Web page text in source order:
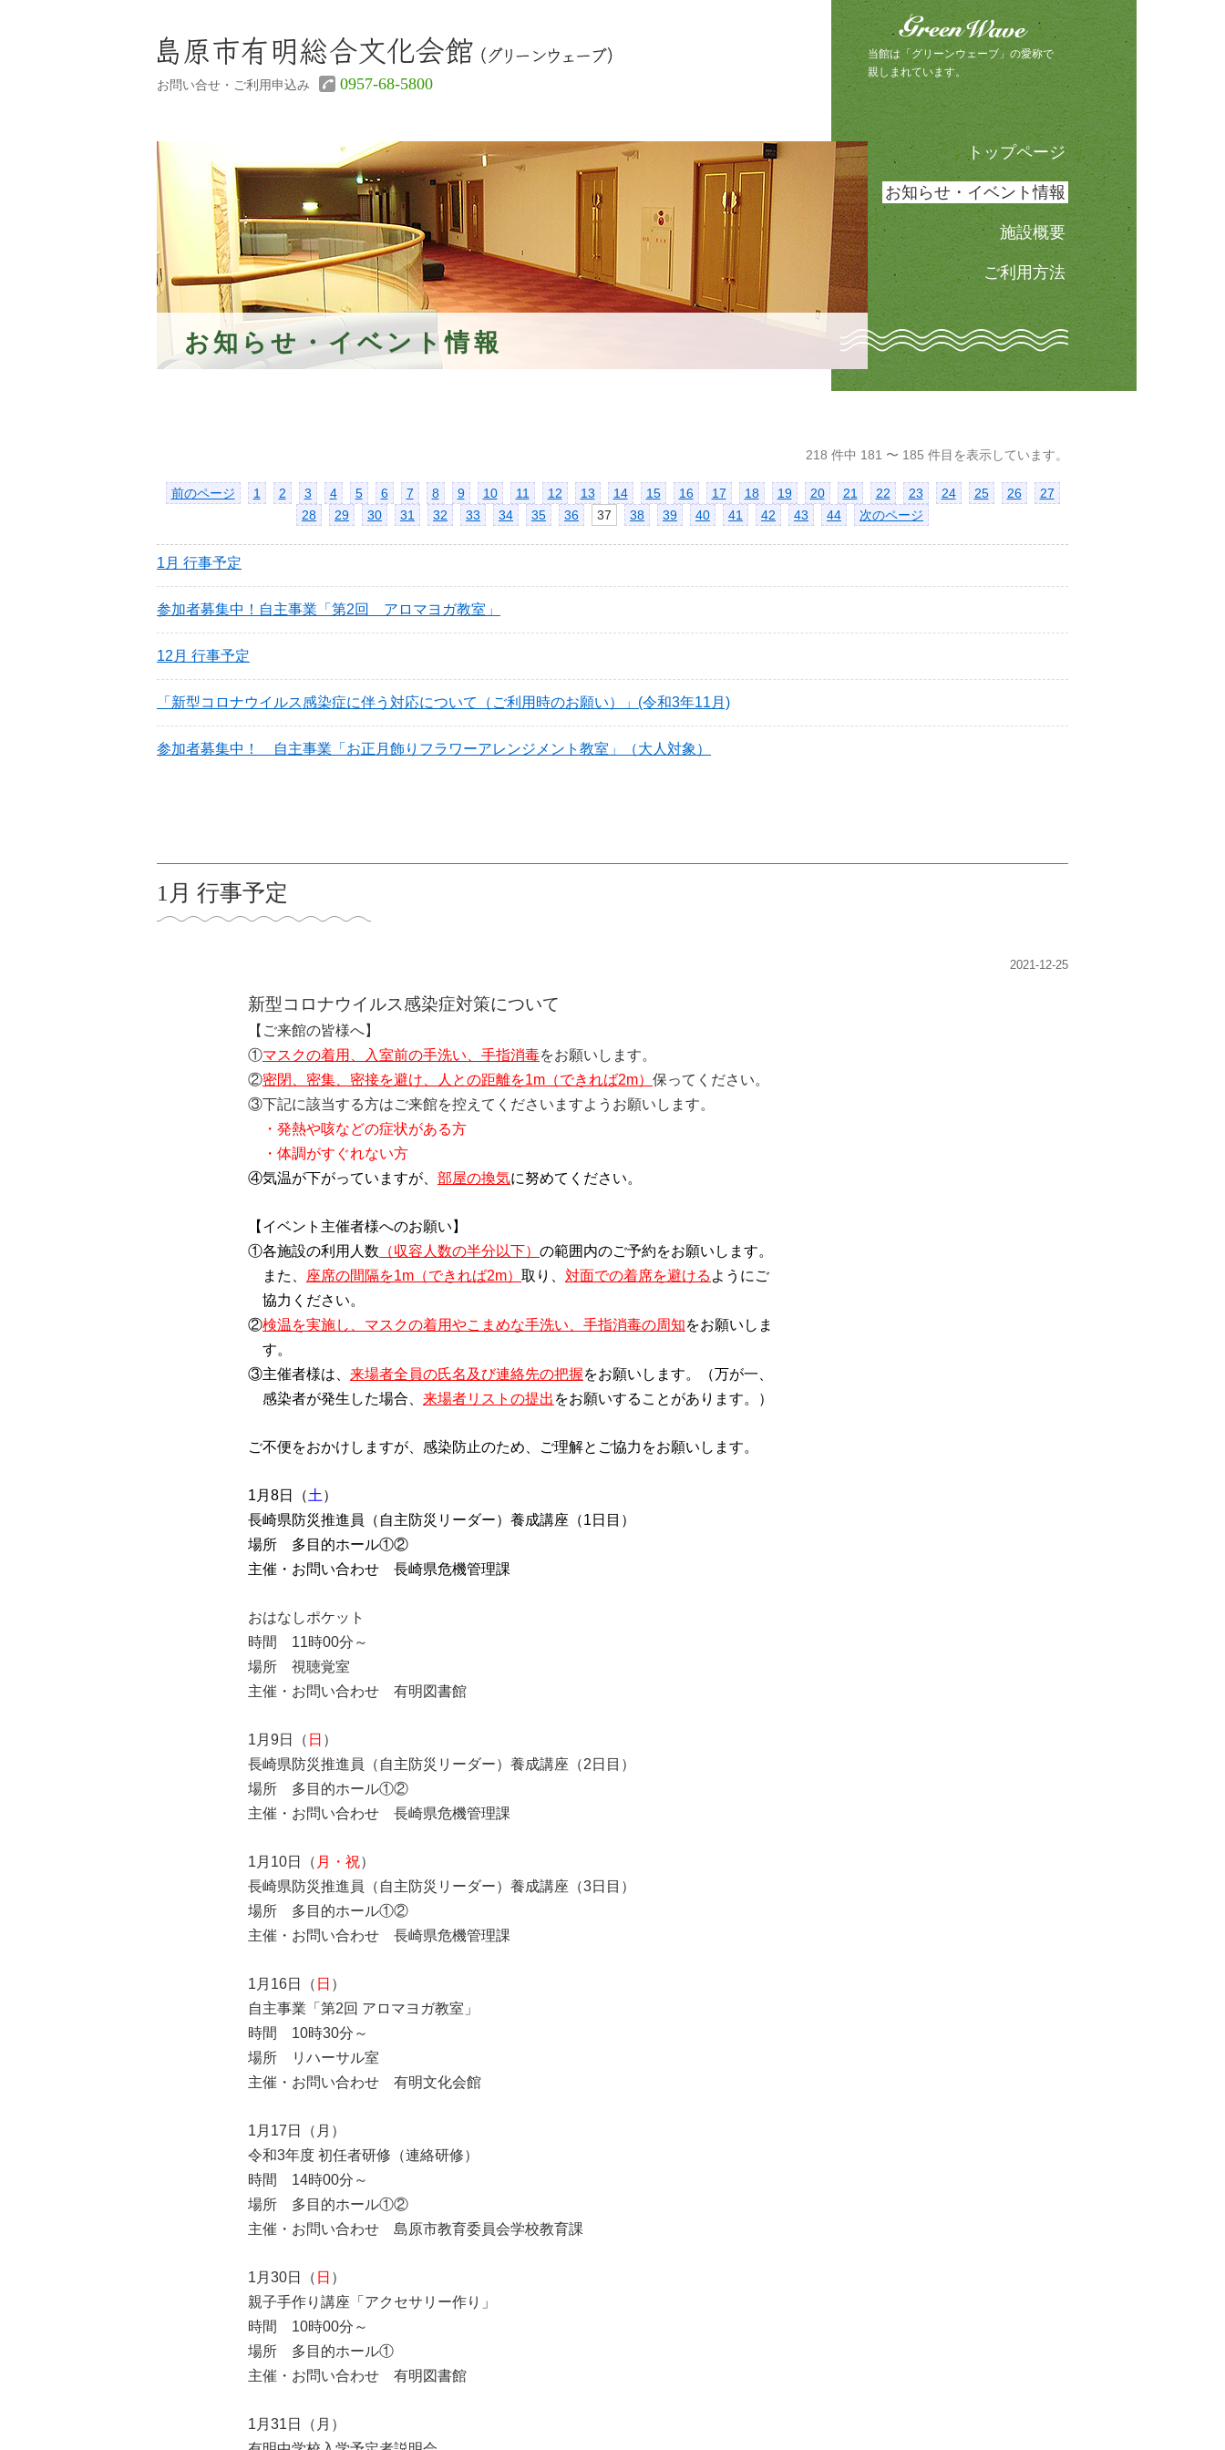
島原市有明総合文化会館（グリーン
お問い合せ・ご利用申込み 0957-68-5800
グリーンウェーブ（Green Wave）
当館は「グリーンウェーブ」の愛称で
親しまれています。
お知らせ・イベント情報
トップページ
お知らせ・イベント情報
施設概要
ご利用方法
218 件中 181 〜 185 件目を表示しています。
前のページ 1 2 3 4 5 6 7 8 9 10 11 12 13 14 15 16 17 18 19 20 21 22 23 24 25 26
27
28
29 30 31 32 33 34 35 36 37 38 39 40 41 42 43 44 次のページ
1月 行事予定
参加者募集中！自主事業「第2回 アロマヨガ教室」
12月 行事予定
「新型コロナウイルス感染症に伴う対応について（ご利用時のお願い）」(令和3年11月)
参加者募集中！ 自主事業「お正月飾りフラワーアレンジメント教室」（大人対象）
1月 行事予定
2021-12-25
新型コロナウイルス感染症対策について
【ご来館の皆様へ】
①マスクの着用、入室前の手洗い、手指消毒をお願いします。
②密閉、密集、密接を避け、人との距離を1m（できれば2m） 保ってください。
③下記に該当する方はご来館を控えてくださいますようお願いします。
・発熱や咳などの症状がある方
・体調がすぐれない方
④気温が下がっていますが、 部屋の換気に努めてください。
【イベント主催者様へのお願い】
①各施設の利用人数 （収容人数の半分以下） の範囲内のご予約をお願いします。
また、
座席の間隔を1m（できれば2m） 取り、 対面での着席を避ける ようにご
協力ください。
②検温を実施し、マスクの着用やこまめな手洗い、手指消毒の周知をお願いしま
す。
③主催者様は、 来場者全員の氏名及び連絡先の把握をお願いします。（万が一、
感染者が発生した場合、 来場者リストの提出 をお願いすることがあります。）
ご不便をおかけしますが、感染防止のため、ご理解とご協力をお願いします。
1月8日（土 ）
長崎県防災推進員（自主防災リーダー）養成講座（1日目）
場所 多目的ホール①②
主催・お問い合わせ 長崎県危機管理課
おはなしポケット
時間 11時00分～
場所 視聴覚室
主催・お問い合わせ 有明図書館
1月9日（ 日 ）
長崎県防災推進員（自主防災リーダー）養成講座（2日目）
場所 多目的ホール①②
主催・お問い合わせ 長崎県危機管理課
1月10日（ 月・祝）
長崎県防災推進員（自主防災リーダー）養成講座（3日目）
場所 多目的ホール①②
主催・お問い合わせ 長崎県危機管理課
1月16日（ 日 ）
自主事業「第2回 アロマヨガ教室」
時間 10時30分～
場所 リハーサル室
主催・お問い合わせ 有明文化会館
1月17日（月）
令和3年度 初任者研修（連絡研修）
時間 14時00分～
場所 多目的ホール①②
主催・お問い合わせ 島原市教育委員会学校教育課
1月30日（ 日 ）
親子手作り講座「アクセサリー作り」
時間 10時00分～
場所 多目的ホール①
主催・お問い合わせ 有明図書館
1月31日（月）